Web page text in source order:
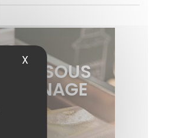
SOUS
X Masquer le bandeau des